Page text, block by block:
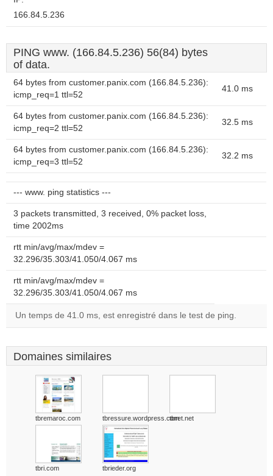
166.84.5.236
PING www. (166.84.5.236) 56(84) bytes
of data.
64 bytes from customer.panix.com (166.84.5.236):
icmp_req=1 ttl=52
41.0 ms
64 bytes from customer.panix.com (166.84.5.236):
icmp_req=2 ttl=52
32.5 ms
64 bytes from customer.panix.com (166.84.5.236):
icmp_req=3 ttl=52
32.2 ms
--- www. ping statistics ---
3 packets transmitted, 3 received, 0% packet loss,
time 2002ms
rtt min/avg/max/mdev =
32.296/35.303/41.050/4.067 ms
rtt min/avg/max/mdev =
32.296/35.303/41.050/4.067 ms
Un temps de 41.0 ms, est enregistré dans le test de ping.
Domaines similaires
tbremaroc.com tbressure.wordpress.comtbret.net
tbri.com tbrieder.org